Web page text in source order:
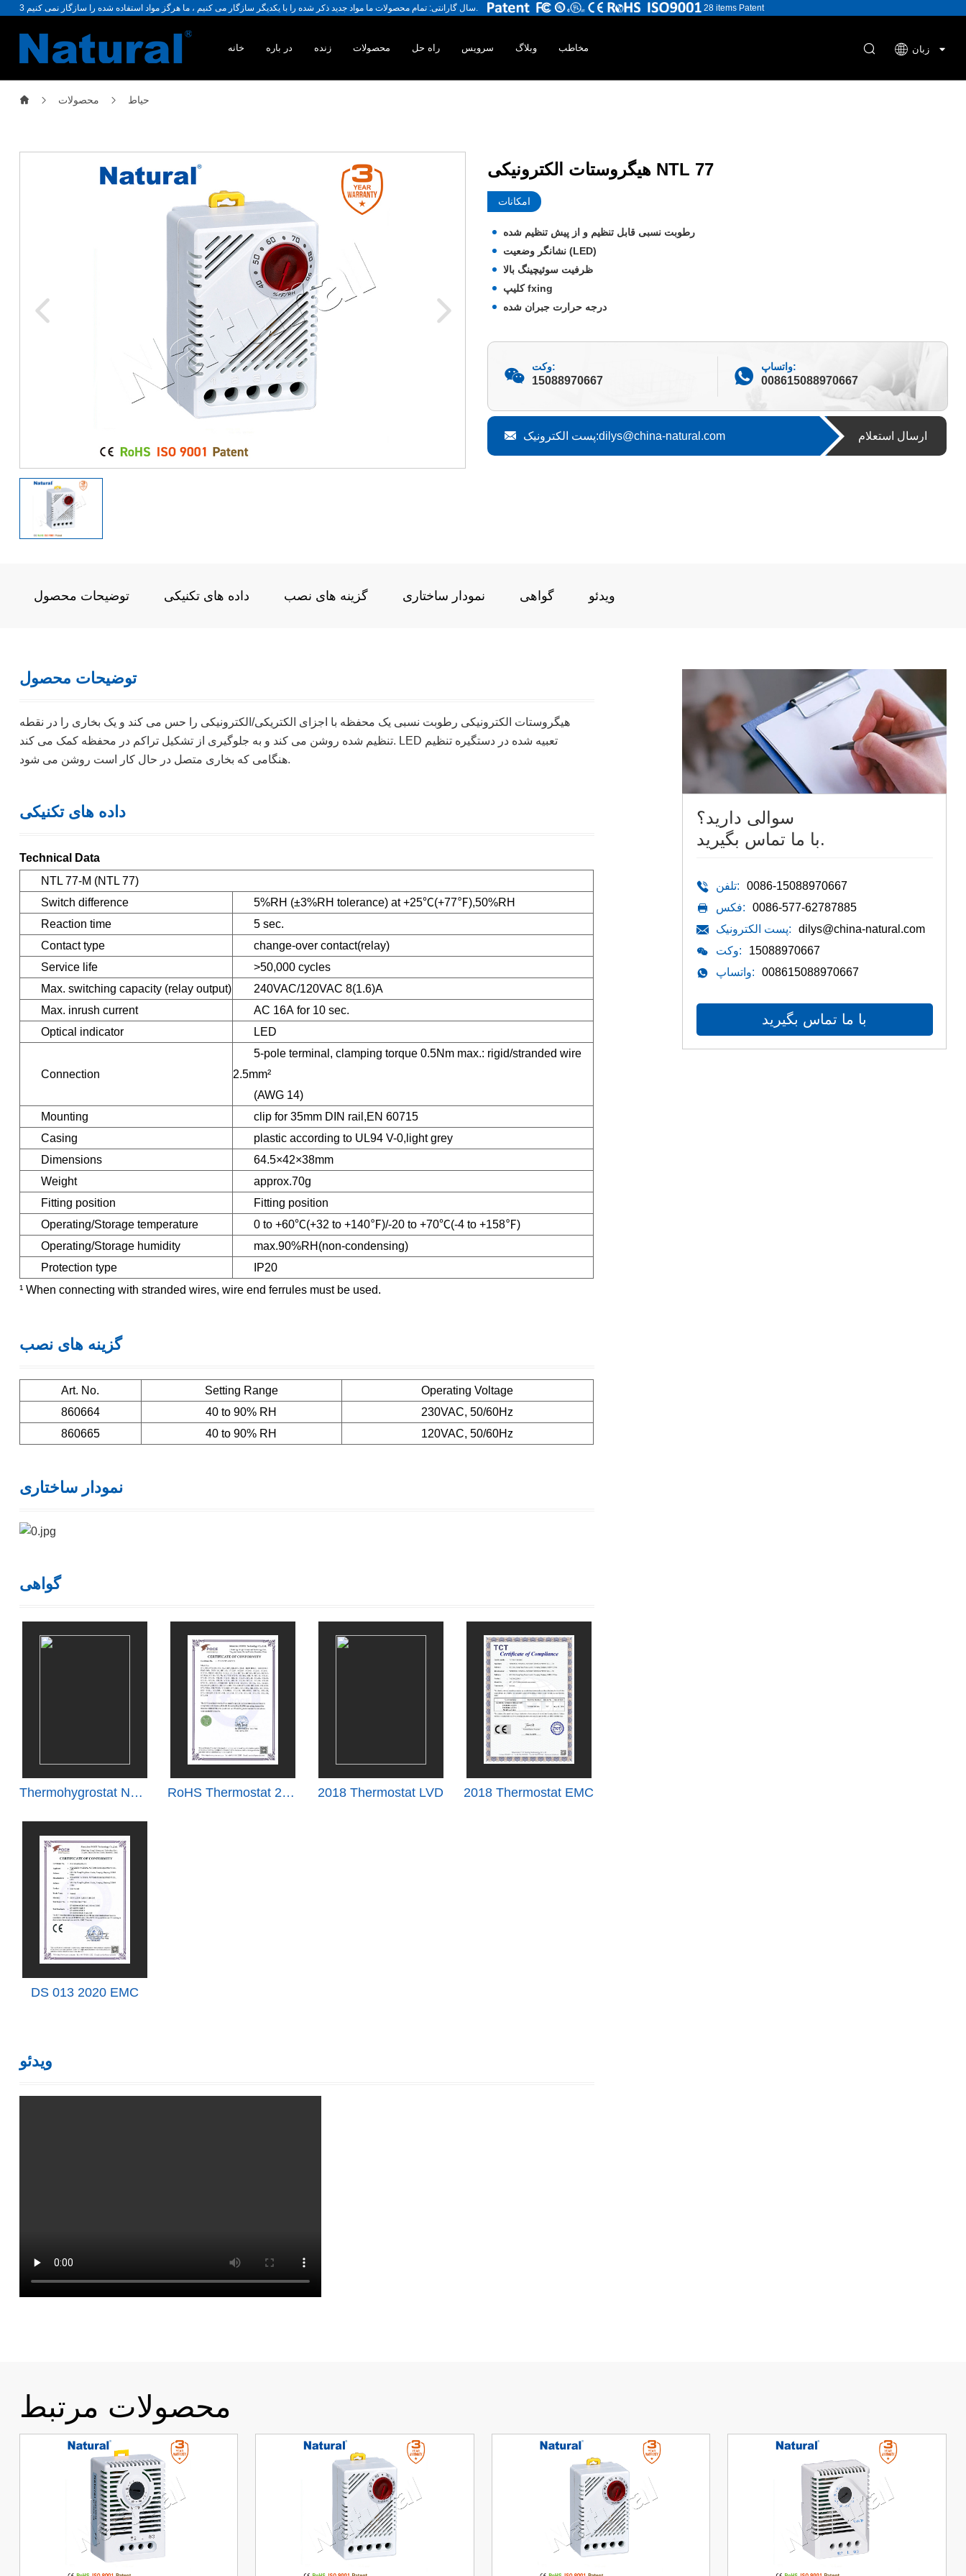
3 سال گارانتی: تمام محصولات ما مواد جدید ذکر شده را با یکدیگر سازگار می کنیم ، ما هرگز مواد استفاده شده را سازگار نمی کنیم. 28 items Patent
خانه در باره زنده محصولات راه حل سرویس وبلاگ مخاطب
محصولات حیاط
هیگروستات الکترونیکی NTL 77
امکانات
رطوبت نسبی قابل تنظیم و از پیش تنظیم شده
نشانگر وضعیت (LED)
ظرفیت سوئیچینگ بالا
کلیپ fxing
درجه حرارت جبران شده
وکت:
15088970667
واتساپ:
008615088970667
پست الکترونیک:dilys@china-natural.com ارسال استعلام
توضیحات محصول داده های تکنیکی گزینه های نصب نمودار ساختاری گواهی ویدئو
توضیحات محصول
هیگروستات الکترونیکی رطوبت نسبی یک محفظه با اجزای الکتریکی/الکترونیکی را حس می کند و یک بخاری را در نقطه
تنظیم شده روشن می کند و به جلوگیری از تشکیل تراکم در محفظه کمک می کند. LED تعبیه شده در دستگیره تنظیم
هنگامی که بخاری متصل در حال کار است روشن می شود.
داده های تکنیکی
Technical Data
NTL 77-M (NTL 77)
Switch difference
5%RH (±3%RH tolerance) at +25℃(+77℉),50%RH
Reaction time
5 sec.
Contact type
change-over contact(relay)
Service life
>50,000 cycles
Max. switching capacity (relay output)
240VAC/120VAC 8(1.6)A
Max. inrush current
AC 16A for 10 sec.
Optical indicator
LED
Connection
5-pole terminal, clamping torque 0.5Nm max.: rigid/stranded wire
2.5mm²
(AWG 14)
Mounting
clip for 35mm DIN rail,EN 60715
Casing
plastic according to UL94 V-0,light grey
Dimensions
64.5×42×38mm
Weight
approx.70g
Fitting position
Fitting position
Operating/Storage temperature
0 to +60℃(+32 to +140℉)/-20 to +70℃(-4 to +158℉)
Operating/Storage humidity
max.90%RH(non-condensing)
Protection type
IP20
¹ When connecting with stranded wires, wire end ferrules must be used.
گزینه های نصب
Art. No. Setting Range
Operating Voltage
860664
40 to 90% RH
230VAC, 50/60Hz
860665
40 to 90% RH 120VAC, 50/60Hz
نمودار ساختاری
گواهی
Thermohygrostat NT 78-M Patent RoHS Thermostat 2019 2018 Thermostat LVD 2018 Thermostat EMC
DS 013 2020 EMC
ویدئو
سوالی دارید؟
با ما تماس بگیرید.
تلفن:
0086-15088970667
فکس:
0086-577-62787885
پست الکترونیک:
dilys@china-natural.com
وکت:
15088970667
واتساپ:
008615088970667
با ما تماس بگیرید
محصولات مرتبط